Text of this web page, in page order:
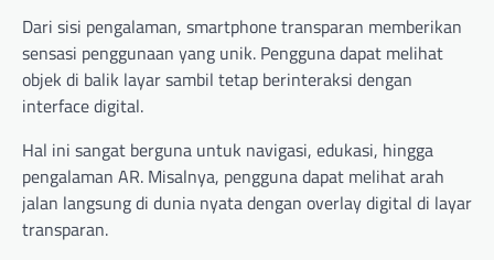
Dari sisi pengalaman, smartphone transparan memberikan
sensasi penggunaan yang unik. Pengguna dapat melihat
objek di balik layar sambil tetap berinteraksi dengan
interface digital.
Hal ini sangat berguna untuk navigasi, edukasi, hingga
pengalaman AR. Misalnya, pengguna dapat melihat arah
jalan langsung di dunia nyata dengan overlay digital di layar
transparan.